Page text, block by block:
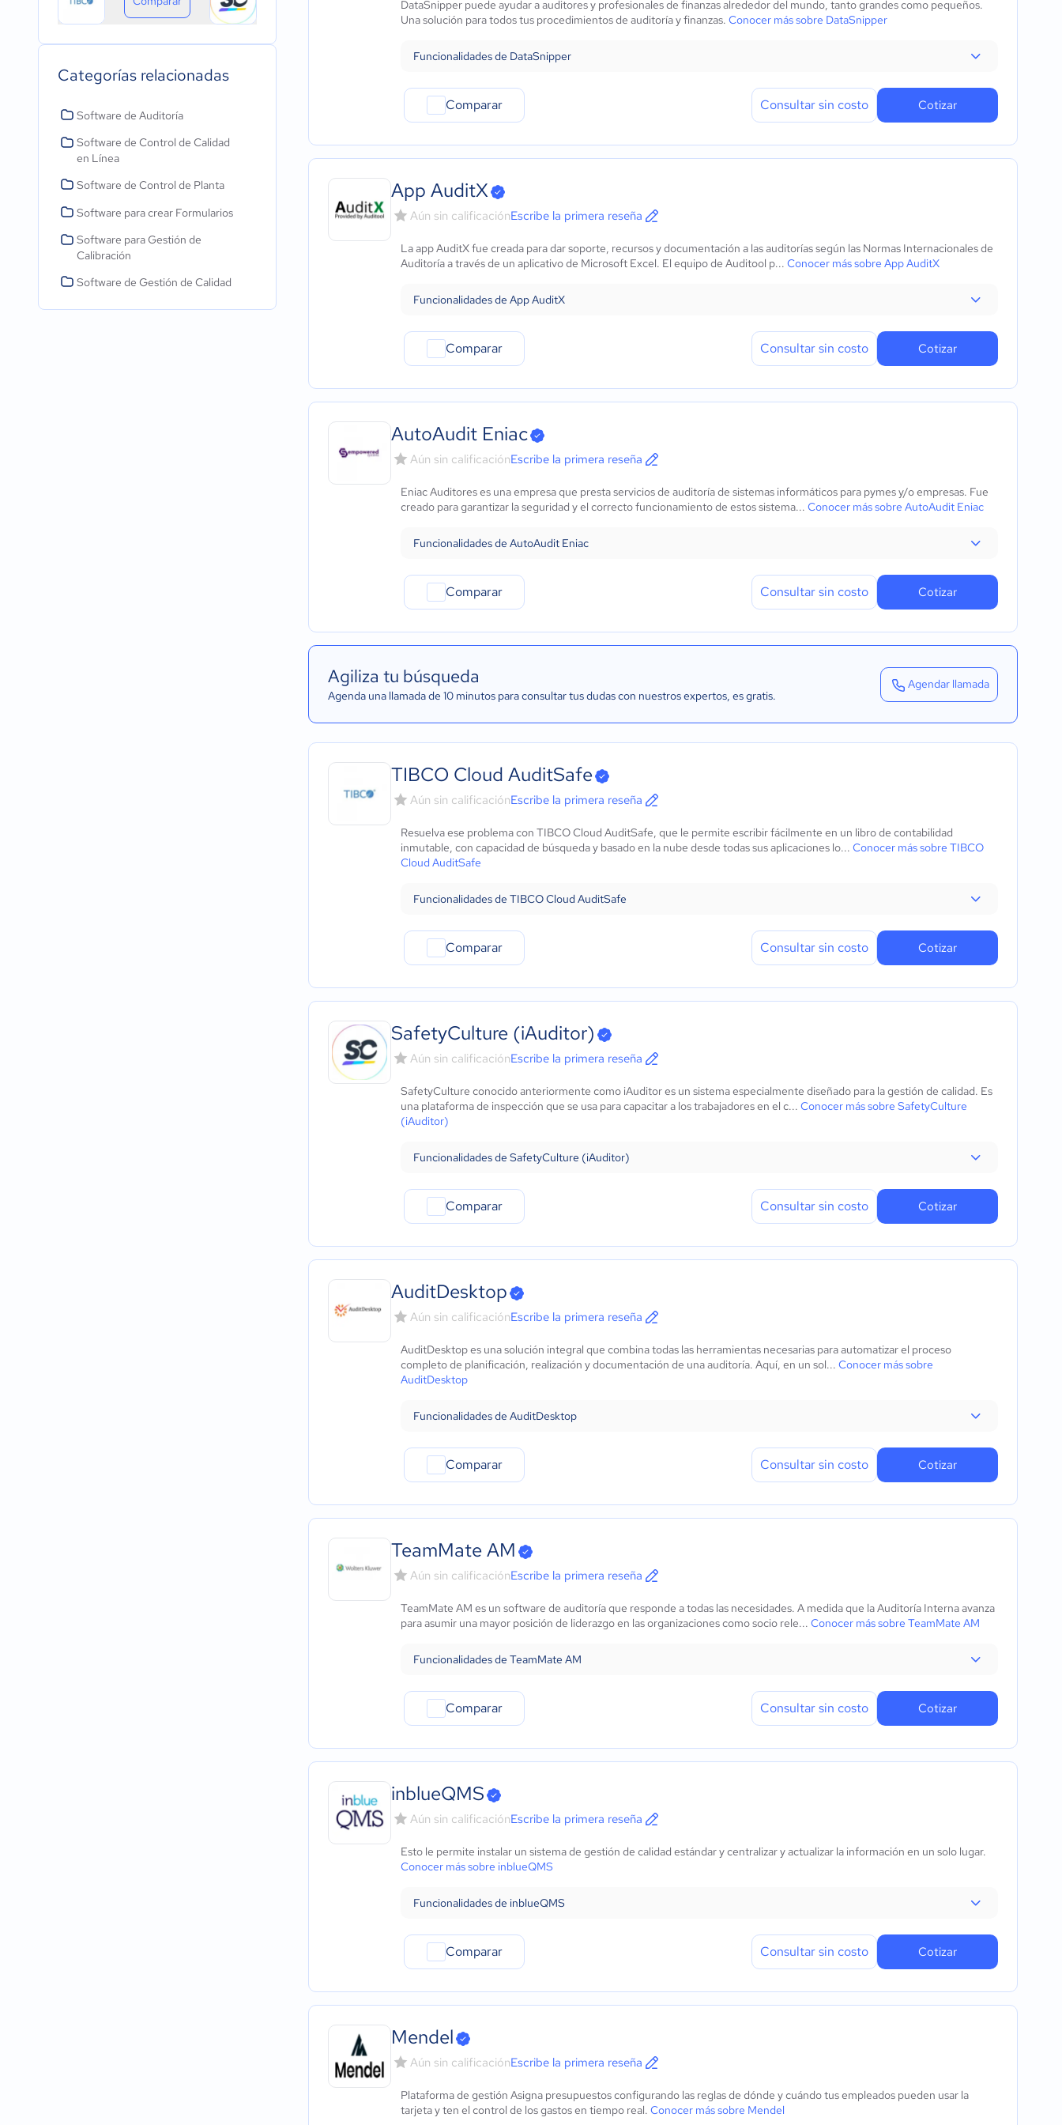
Automotriz
Comercio Electrónico
Metales y Minería
Recursos Humanos
Gastronomía
Aeroespacial y defensa
Turismo
Contabilidad
Moda y textiles
Categorías relacionadas
Software de Auditoría
Software de Control de Calidad
en Línea
Software de Control de Planta
Software para crear Formularios
Software para Gestión de
Calibración
Software de Gestión de Calidad
DataSnipper puede ayudar a auditores y profesionales de finanzas alrededor del mundo, tanto grandes como pequeños.
Una solución para todos tus procedimientos de auditoría y finanzas. Conocer más sobre DataSnipper
Funcionalidades de DataSnipper
Comparar Consultar sin costo Cotizar
App AuditX
Aún sin calificaciónEscribe la primera reseña
La app AuditX fue creada para dar soporte, recursos y documentación a las auditorías según las Normas Internacionales de
Auditoría a través de un aplicativo de Microsoft Excel. El equipo de Auditool p... Conocer más sobre App AuditX
Funcionalidades de App AuditX
Comparar Consultar sin costo Cotizar
AutoAudit Eniac
Aún sin calificaciónEscribe la primera reseña
Eniac Auditores es una empresa que presta servicios de auditoría de sistemas informáticos para pymes y/o empresas. Fue
creado para garantizar la seguridad y el correcto funcionamiento de estos sistema... Conocer más sobre AutoAudit Eniac
Funcionalidades de AutoAudit Eniac
Comparar Consultar sin costo Cotizar
Agiliza tu búsqueda
Agenda una llamada de 10 minutos para consultar tus dudas con nuestros expertos, es gratis.
Agendar llamada
TIBCO Cloud AuditSafe
Aún sin calificaciónEscribe la primera reseña
Resuelva ese problema con TIBCO Cloud AuditSafe, que le permite escribir fácilmente en un libro de contabilidad
inmutable, con capacidad de búsqueda y basado en la nube desde todas sus aplicaciones lo... Conocer más sobre TIBCO
Cloud AuditSafe
Funcionalidades de TIBCO Cloud AuditSafe
Comparar Consultar sin costo Cotizar
SafetyCulture (iAuditor)
Aún sin calificaciónEscribe la primera reseña
SafetyCulture conocido anteriormente como iAuditor es un sistema especialmente diseñado para la gestión de calidad. Es
una plataforma de inspección que se usa para capacitar a los trabajadores en el c... Conocer más sobre SafetyCulture
(iAuditor)
Funcionalidades de SafetyCulture (iAuditor)
Comparar Consultar sin costo Cotizar
AuditDesktop
Aún sin calificaciónEscribe la primera reseña
AuditDesktop es una solución integral que combina todas las herramientas necesarias para automatizar el proceso
completo de planificación, realización y documentación de una auditoría. Aquí, en un sol... Conocer más sobre
AuditDesktop
Funcionalidades de AuditDesktop
Comparar Consultar sin costo Cotizar
TeamMate AM
Aún sin calificaciónEscribe la primera reseña
TeamMate AM es un software de auditoría que responde a todas las necesidades. A medida que la Auditoría Interna avanza
para asumir una mayor posición de liderazgo en las organizaciones como socio rele... Conocer más sobre TeamMate AM
Funcionalidades de TeamMate AM
Comparar Consultar sin costo Cotizar
inblueQMS
Aún sin calificaciónEscribe la primera reseña
Esto le permite instalar un sistema de gestión de calidad estándar y centralizar y actualizar la información en un solo lugar.
Conocer más sobre inblueQMS
Funcionalidades de inblueQMS
Comparar Consultar sin costo Cotizar
Mendel
Aún sin calificaciónEscribe la primera reseña
Plataforma de gestión Asigna presupuestos configurando las reglas de dónde y cuándo tus empleados pueden usar la
tarjeta y ten el control de los gastos en tiempo real. Conocer más sobre Mendel